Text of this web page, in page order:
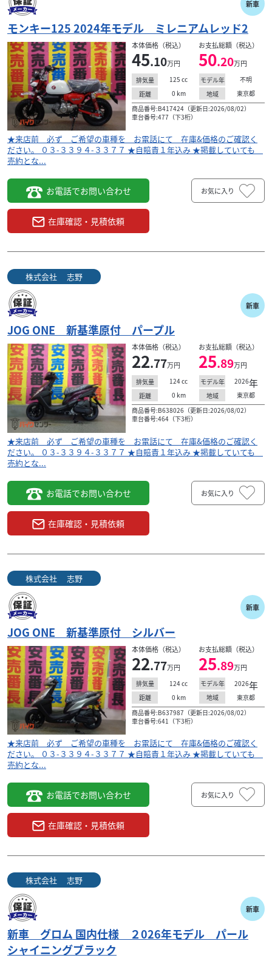
新車
モンキー125 2024年モデル ミレニアムレッド2
本体価格（税込）
45.10万円
お支払総額（税込）
50.20万円
排気量 125 cc モデル年
不明
距離
0 km 地域
東京都
商品番号:B417424（更新日:2026/08/02）
車台番号:477（下3桁）
★来店前 必ず ご希望の車種を お電話にて 在庫&価格のご確認く
ださい。 ０３-３３９４-３３７７ ★自賠責１年込み ★掲載していても
売約とな...
お電話でお問い合わせ
在庫確認・見積依頼
お気に入り
株式会社 志野
新車
JOG ONE 新基準原付 パープル
本体価格（税込）
22.77万円
お支払総額（税込）
25.89万円
排気量 124cc モデル年 2026年
距離 0 km 地域
東京都
商品番号:B638026（更新日:2026/08/02）
車台番号:464（下3桁）
★来店前 必ず ご希望の車種を お電話にて 在庫&価格のご確認く
ださい。 ０３-３３９４-３３７７ ★自賠責１年込み ★掲載していても
売約とな...
お電話でお問い合わせ
在庫確認・見積依頼
お気に入り
株式会社 志野
新車
JOG ONE 新基準原付 シルバー
本体価格（税込）
22.77万円
お支払総額（税込）
25.89万円
排気量 124cc モデル年 2026年
距離 0 km 地域
東京都
商品番号:B637987（更新日:2026/08/02）
車台番号:641（下3桁）
★来店前 必ず ご希望の車種を お電話にて 在庫&価格のご確認く
ださい。 ０３-３３９４-３３７７ ★自賠責１年込み ★掲載していても
売約とな...
お電話でお問い合わせ
在庫確認・見積依頼
お気に入り
株式会社 志野
新車
新車 グロム 国内仕様 ２026年モデル パール
シャイニングブラック